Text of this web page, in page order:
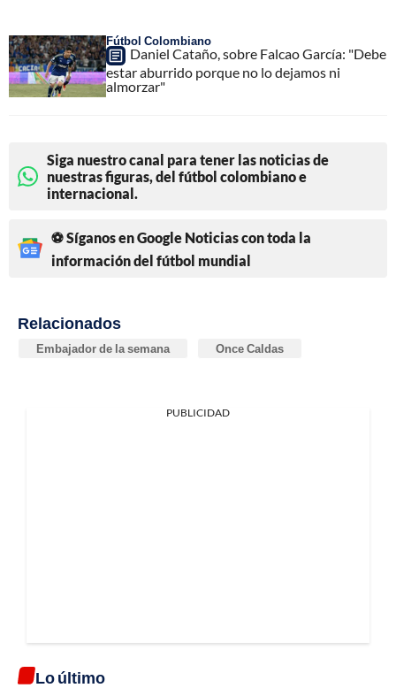
Fútbol Colombiano
Daniel Cataño, sobre Falcao García: "Debe
estar aburrido porque no lo dejamos ni
almorzar"
Siga nuestro canal para tener las noticias de
nuestras figuras, del fútbol colombiano e
internacional.
⚽ Síganos en Google Noticias con toda la
información del fútbol mundial
Relacionados
Embajador de la semana Once Caldas
PUBLICIDAD
Lo último